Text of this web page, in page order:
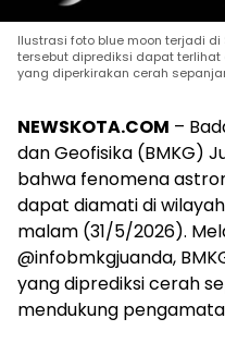
Ilustrasi foto blue moon terjadi di
tersebut diprediksi dapat
yang diperkirakan cerah
NEWSKOTA.COM –
dan Geofisika (BMKG)
bahwa fenomena
dapat diamati di
malam (31/5/2026).
@infobmkgjuanda,
yang diprediksi cerah
mendukung